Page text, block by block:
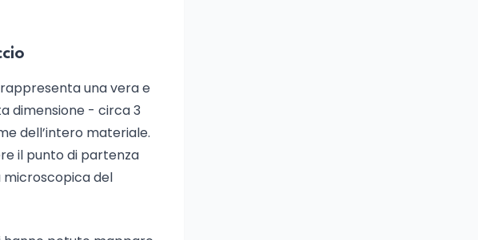
una vera e
dimensione - circa 3
dell’intero materiale.
il punto di partenza
del